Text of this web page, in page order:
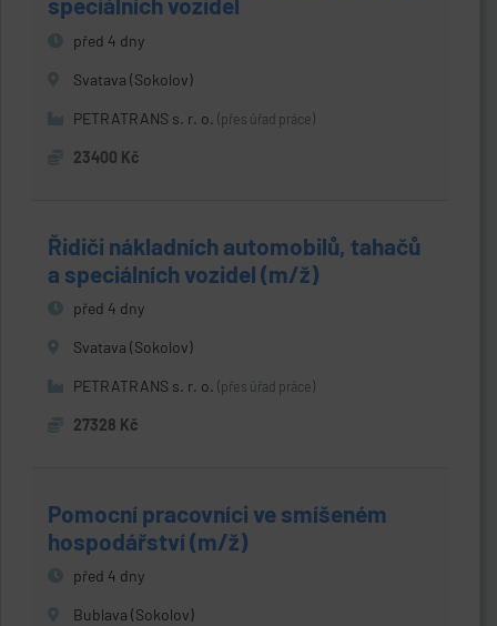
před 4 dny
Svatava (Sokolov)
PETRATRANS s. r. o. (přes úřad práce)
23400 Kč
Řidiči nákladních automobilů, tahačů
a speciálních vozidel (m/ž)
před 4 dny
Svatava (Sokolov)
PETRATRANS s. r. o. (přes úřad práce)
27328 Kč
Pomocní pracovníci ve smíšeném
hospodářství (m/ž)
před 4 dny
Bublava (Sokolov)